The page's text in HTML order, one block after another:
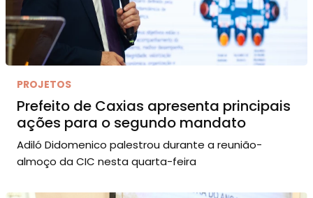
PROJETOS
Prefeito de Caxias apresenta principais
ações para o segundo mandato
Adiló Didomenico palestrou durante a reunião-
almoço da CIC nesta quarta-feira